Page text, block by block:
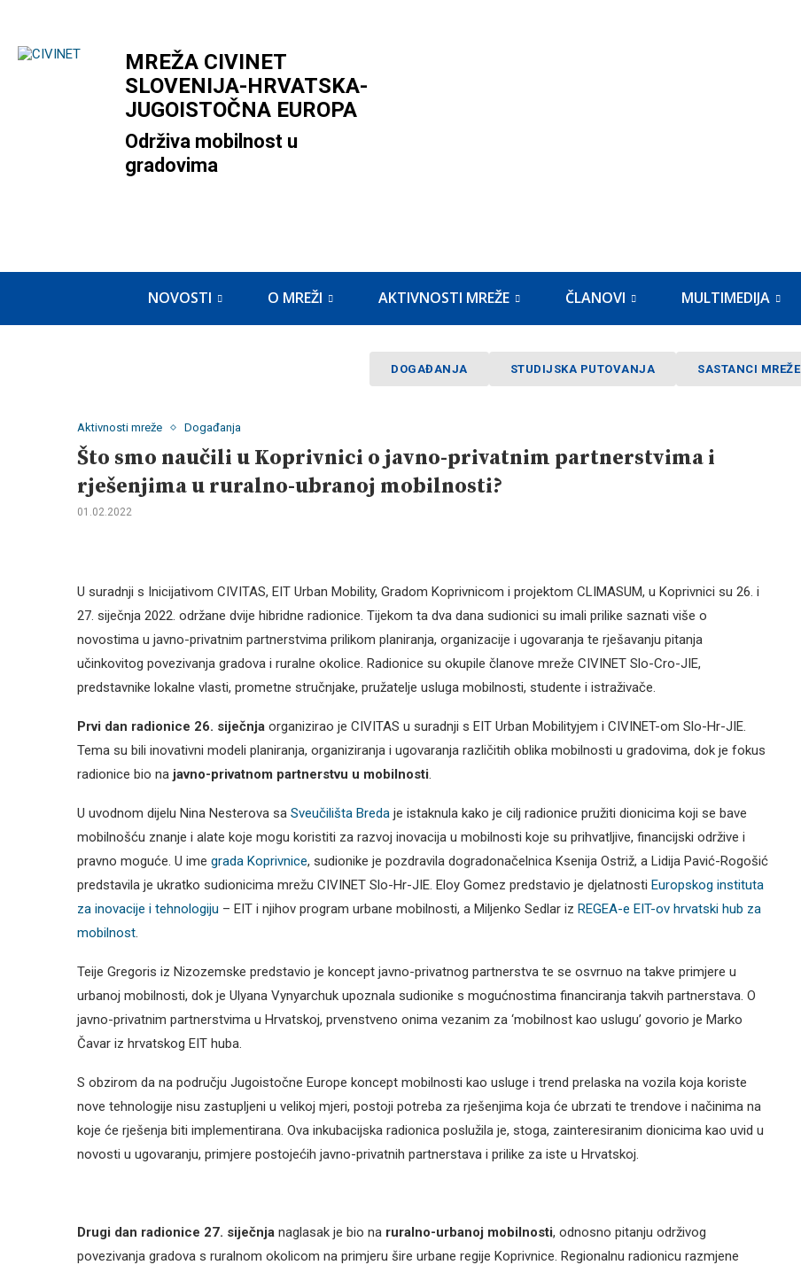
MREŽA CIVINET
SLOVENIJA-HRVATSKA-
JUGOISTOČNA EUROPA
Održiva mobilnost u
gradovima
NOVOSTI O MREŽI AKTIVNOSTI MREŽE ČLANOVI MULTIMEDIJA
DOGAĐANJA STUDIJSKA PUTOVANJA SASTANCI MREŽE
Aktivnosti mreže Događanja
Što smo naučili u Koprivnici o javno-privatnim partnerstvima i
rješenjima u ruralno-ubranoj mobilnosti?
01.02.2022
U suradnji s Inicijativom CIVITAS, EIT Urban Mobility, Gradom Koprivnicom i projektom CLIMASUM, u Koprivnici su 26. i
27. siječnja 2022. održane dvije hibridne radionice. Tijekom ta dva dana sudionici su imali prilike saznati više o
novostima u javno-privatnim partnerstvima prilikom planiranja, organizacije i ugovaranja te rješavanju pitanja
učinkovitog povezivanja gradova i ruralne okolice. Radionice su okupile članove mreže CIVINET Slo-Cro-JIE,
predstavnike lokalne vlasti, prometne stručnjake, pružatelje usluga mobilnosti, studente i istraživače.
Prvi dan radionice 26. siječnja organizirao je CIVITAS u suradnji s EIT Urban Mobilityjem i CIVINET-om Slo-Hr-JIE.
Tema su bili inovativni modeli planiranja, organiziranja i ugovaranja različitih oblika mobilnosti u gradovima, dok je fokus
radionice bio na javno-privatnom partnerstvu u mobilnosti.
U uvodnom dijelu Nina Nesterova sa Sveučilišta Breda je istaknula kako je cilj radionice pružiti dionicima koji se bave
mobilnošću znanje i alate koje mogu koristiti za razvoj inovacija u mobilnosti koje su prihvatljive, financijski održive i
pravno moguće. U ime grada Koprivnice, sudionike je pozdravila dogradonačelnica Ksenija Ostriž, a Lidija Pavić-Rogošić
predstavila je ukratko sudionicima mrežu CIVINET Slo-Hr-JIE. Eloy Gomez predstavio je djelatnosti Europskog instituta
za inovacije i tehnologiju – EIT i njihov program urbane mobilnosti, a Miljenko Sedlar iz REGEA-e EIT-ov hrvatski hub za
mobilnost.
Teije Gregoris iz Nizozemske predstavio je koncept javno-privatnog partnerstva te se osvrnuo na takve primjere u
urbanoj mobilnosti, dok je Ulyana Vynyarchuk upoznala sudionike s mogućnostima financiranja takvih partnerstava. O
javno-privatnim partnerstvima u Hrvatskoj, prvenstveno onima vezanim za ‘mobilnost kao uslugu’ govorio je Marko
Čavar iz hrvatskog EIT huba.
S obzirom da na području Jugoistočne Europe koncept mobilnosti kao usluge i trend prelaska na vozila koja koriste
nove tehnologije nisu zastupljeni u velikoj mjeri, postoji potreba za rješenjima koja će ubrzati te trendove i načinima na
koje će rješenja biti implementirana. Ova inkubacijska radionica poslužila je, stoga, zainteresiranim dionicima kao uvid u
novosti u ugovaranju, primjere postojećih javno-privatnih partnerstava i prilike za iste u Hrvatskoj.
Drugi dan radionice 27. siječnja naglasak je bio na ruralno-urbanoj mobilnosti, odnosno pitanju održivog
povezivanja gradova s ruralnom okolicom na primjeru šire urbane regije Koprivnice. Regionalnu radionicu razmjene